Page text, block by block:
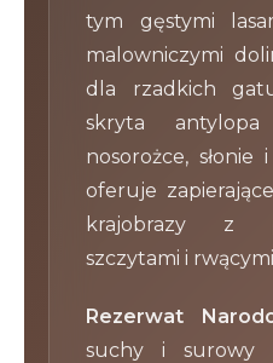
tym gęstymi
malowniczymi
dla rzadkich
skryta
nosorożce,
oferuje
krajobrazy z
szczytami i
Rezerwat
suchy i surowy